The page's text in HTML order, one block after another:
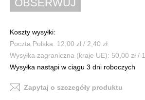
Koszty wysyłki:
Poczta Polska: 12,00 zł / 2,40 zł
Wysyłka zagraniczna (kraje UE): 50,00 zł /
Wysyłka nastąpi w ciągu 3 dni roboczych
Zapytaj o szczegóły produktu